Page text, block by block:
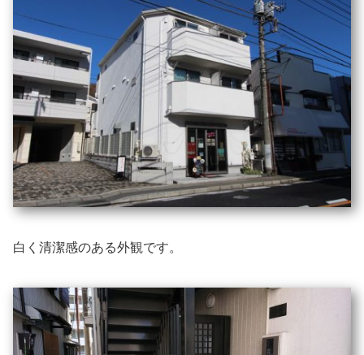
白く清潔感のある外観です。